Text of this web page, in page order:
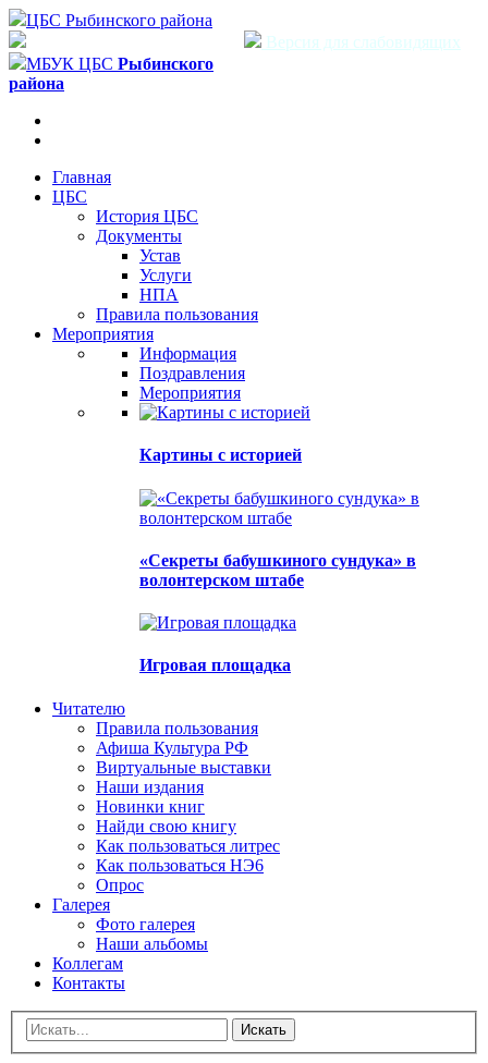
ЦБС Рыбинского района
Версия для слабовидящих
МБУК ЦБС Рыбинского
района
Главная
ЦБС
История ЦБС
Документы
Устав
Услуги
НПА
Правила пользования
Мероприятия
Информация
Поздравления
Мероприятия
Картины с историей
«Секреты бабушкиного сундука» в
волонтерском штабе
Игровая площадка
Читателю
Правила пользования
Афиша Культура РФ
Виртуальные выставки
Наши издания
Новинки книг
Найди свою книгу
Как пользоваться литрес
Как пользоваться НЭ6
Опрос
Галерея
Фото галерея
Наши альбомы
Коллегам
Контакты
Искать